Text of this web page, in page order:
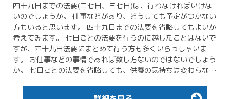
四十九日までの法要(ニ七日、三七日)は、行わなければいけな
いのでしょうか。 仕事などがあり、どうしても予定がつかない
方もいると思います。 四十九日までの法要を省略してもよいか
考えてみます。 七日ごとの法要を行うのに越したことはないで
すが、四十九日法要にまとめて行う方も多くいらっしゃいま
す。 お仕事などの事情であれば致し方ないのではないでしょう
か。 七日ごとの法要を省略しても、供養の気持ちは変わらな…